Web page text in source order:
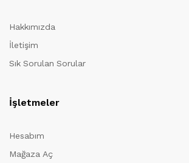
Hakkımızda
İletişim
Sık Sorulan Sorular
İşletmeler
Hesabım
Mağaza Aç